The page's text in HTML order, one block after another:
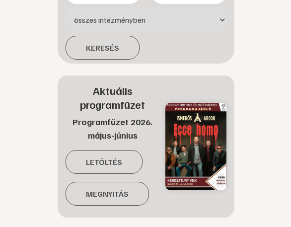
KERESÉS
Aktuális
programfüzet
Programfüzet 2026.
május-június
LETÖLTÉS
MEGNYITÁS